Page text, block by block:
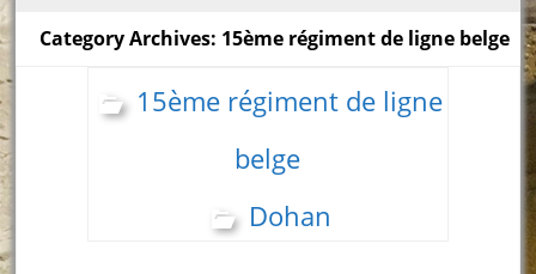
Category Archives: 15ème régiment de ligne belge
15ème régiment de ligne
belge
Dohan